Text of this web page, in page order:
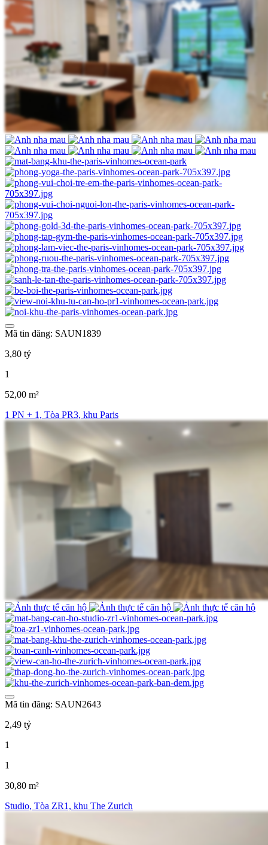
Mã tin đăng: SAUN1839
3,80 tỷ
1
52,00 m²
1 PN + 1, Tòa PR3, khu Paris
Mã tin đăng: SAUN2643
2,49 tỷ
1
1
30,80 m²
Studio, Tòa ZR1, khu The Zurich